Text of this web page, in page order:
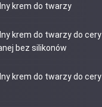
krem do twarzy
krem do twarzy do cery
bez silikonów
krem do twarzy do cery